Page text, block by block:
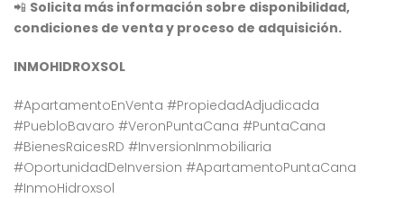
📲 Solicita más información sobre disponibilidad,
condiciones de venta y proceso de adquisición.
INMOHIDROXSOL
#ApartamentoEnVenta #PropiedadAdjudicada
#PuebloBavaro #VeronPuntaCana #PuntaCana
#BienesRaicesRD #InversionInmobiliaria
#OportunidadDeInversion #ApartamentoPuntaCana
#InmoHidroxsol